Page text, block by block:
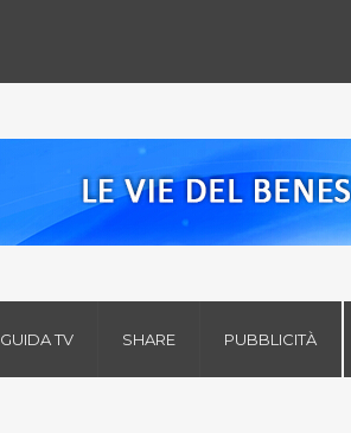
GUIDA TV SHARE PUBBLICITÀ